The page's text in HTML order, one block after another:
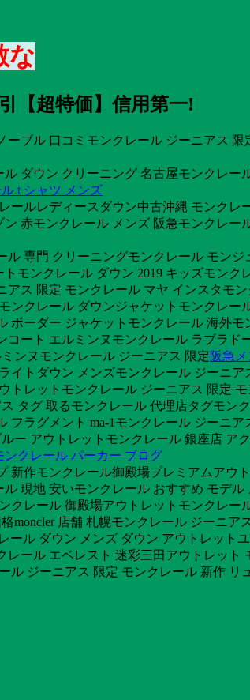
な
【超特価】信用第一!
ブル 口コミモンクレール ジーニアス
ダウン クリーニング 名古屋モンクレー
t シャツ メンズ
ルレディースダウン中古沖縄 モンク
赤モンクレール メンズ 阪急モンクレ
専門 クリーニングモンクレール モン
モンクレール ダウン 2019 キッズモン
ス 限定 モンクレール マヤ インスタモ
クレール ダウンジャケットモンクレ
ーダー ジャケットモンクレール 海外
ート エルミンヌモンクレール ラブラ
ンヌモンクレール ジーニアス 限定阪急
トダウン メンズモンクレール ジーニ
レットモンクレール ジーニアス 限定
タグ 取るモンクレール 代理店タグモン
ラグメント ma-1モンクレール ジーニ
アウトレットモンクレール 銀座店 ア
ンクレール パーカー ブログ
作モンクレール御殿場プレミアムアウ
現地 安いモンクレール おすすめ モデ
レール 御殿場アウトレットモンクレ
店舗 札幌モンクレール ジーニ
ール ダウン メンズ ダウン アウトレット
ール エベレスト 迷彩三田アウトレット
ジーニアス 限定 モンクレール 新作